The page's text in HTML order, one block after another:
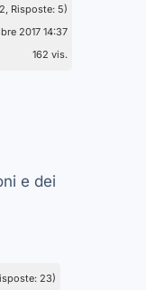
Risposte: 5)
2017 14:37
162 vis.
e dei
23)